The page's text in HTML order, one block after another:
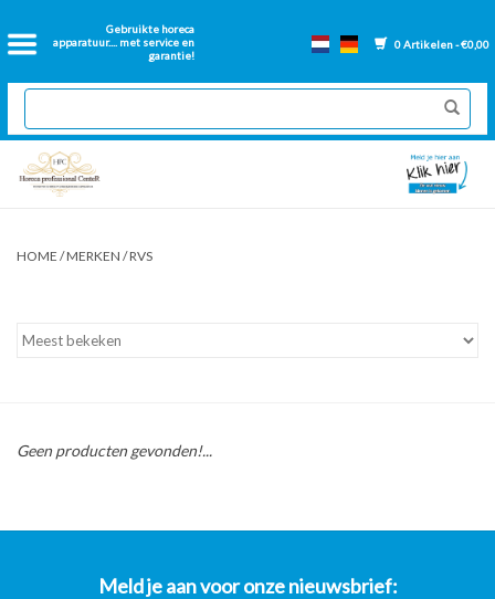
Gebruikte horeca
apparatuur.... met service en
garantie!
0 Artikelen - €0,00
Home
2dehands Horeca
Nieuwe apparatuur
Onderdelen bakwanden
Over ons
HOME /MERKEN /RVS
Geen producten gevonden!...
Meld je aan voor onze nieuwsbrief: